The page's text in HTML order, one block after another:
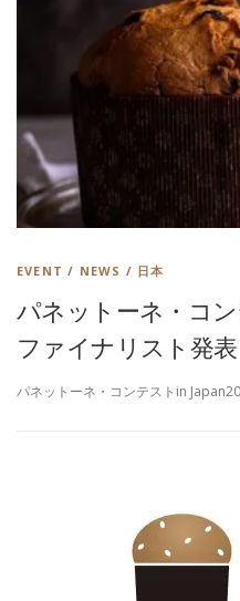
EVENT / NEWS / 日本
パネットーネ・コ
ファイナリスト発表
パネットーネ・コンテストin